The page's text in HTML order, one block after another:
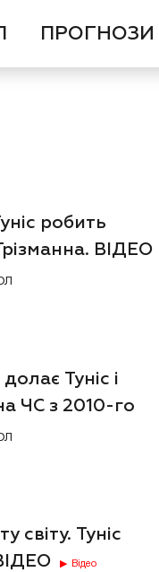
ПРОГНОЗИ
робить
ВІДЕО
Туніс і
ЧС з 2010-го
світу. Туніс
Відео